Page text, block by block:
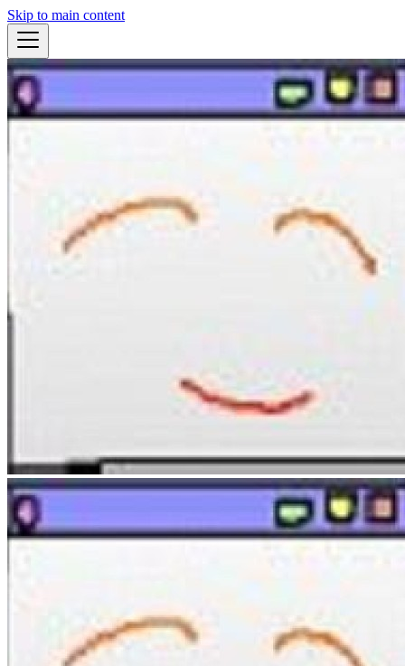
Skip to main content